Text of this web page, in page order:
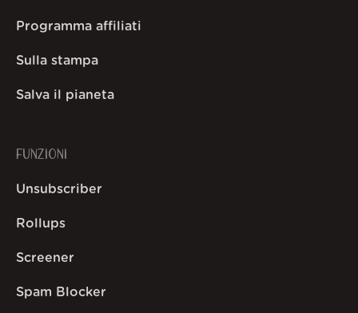
Programma affiliati
Sulla stampa
Salva il pianeta
FUNZIONI
Unsubscriber
Rollups
Screener
Spam Blocker